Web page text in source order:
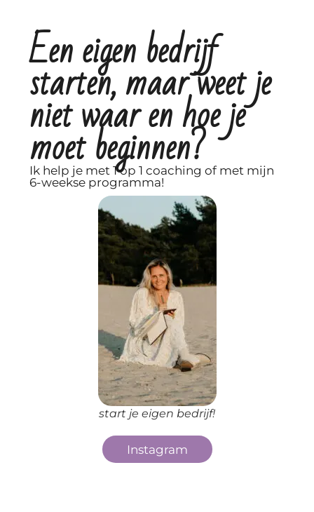
Een eigen bedrijf
starten, maar weet je
niet waar en hoe je
moet beginnen?
Ik help je met 1 op 1 coaching of met mijn
6-weekse programma!
start je eigen bedrijf!
Instagram